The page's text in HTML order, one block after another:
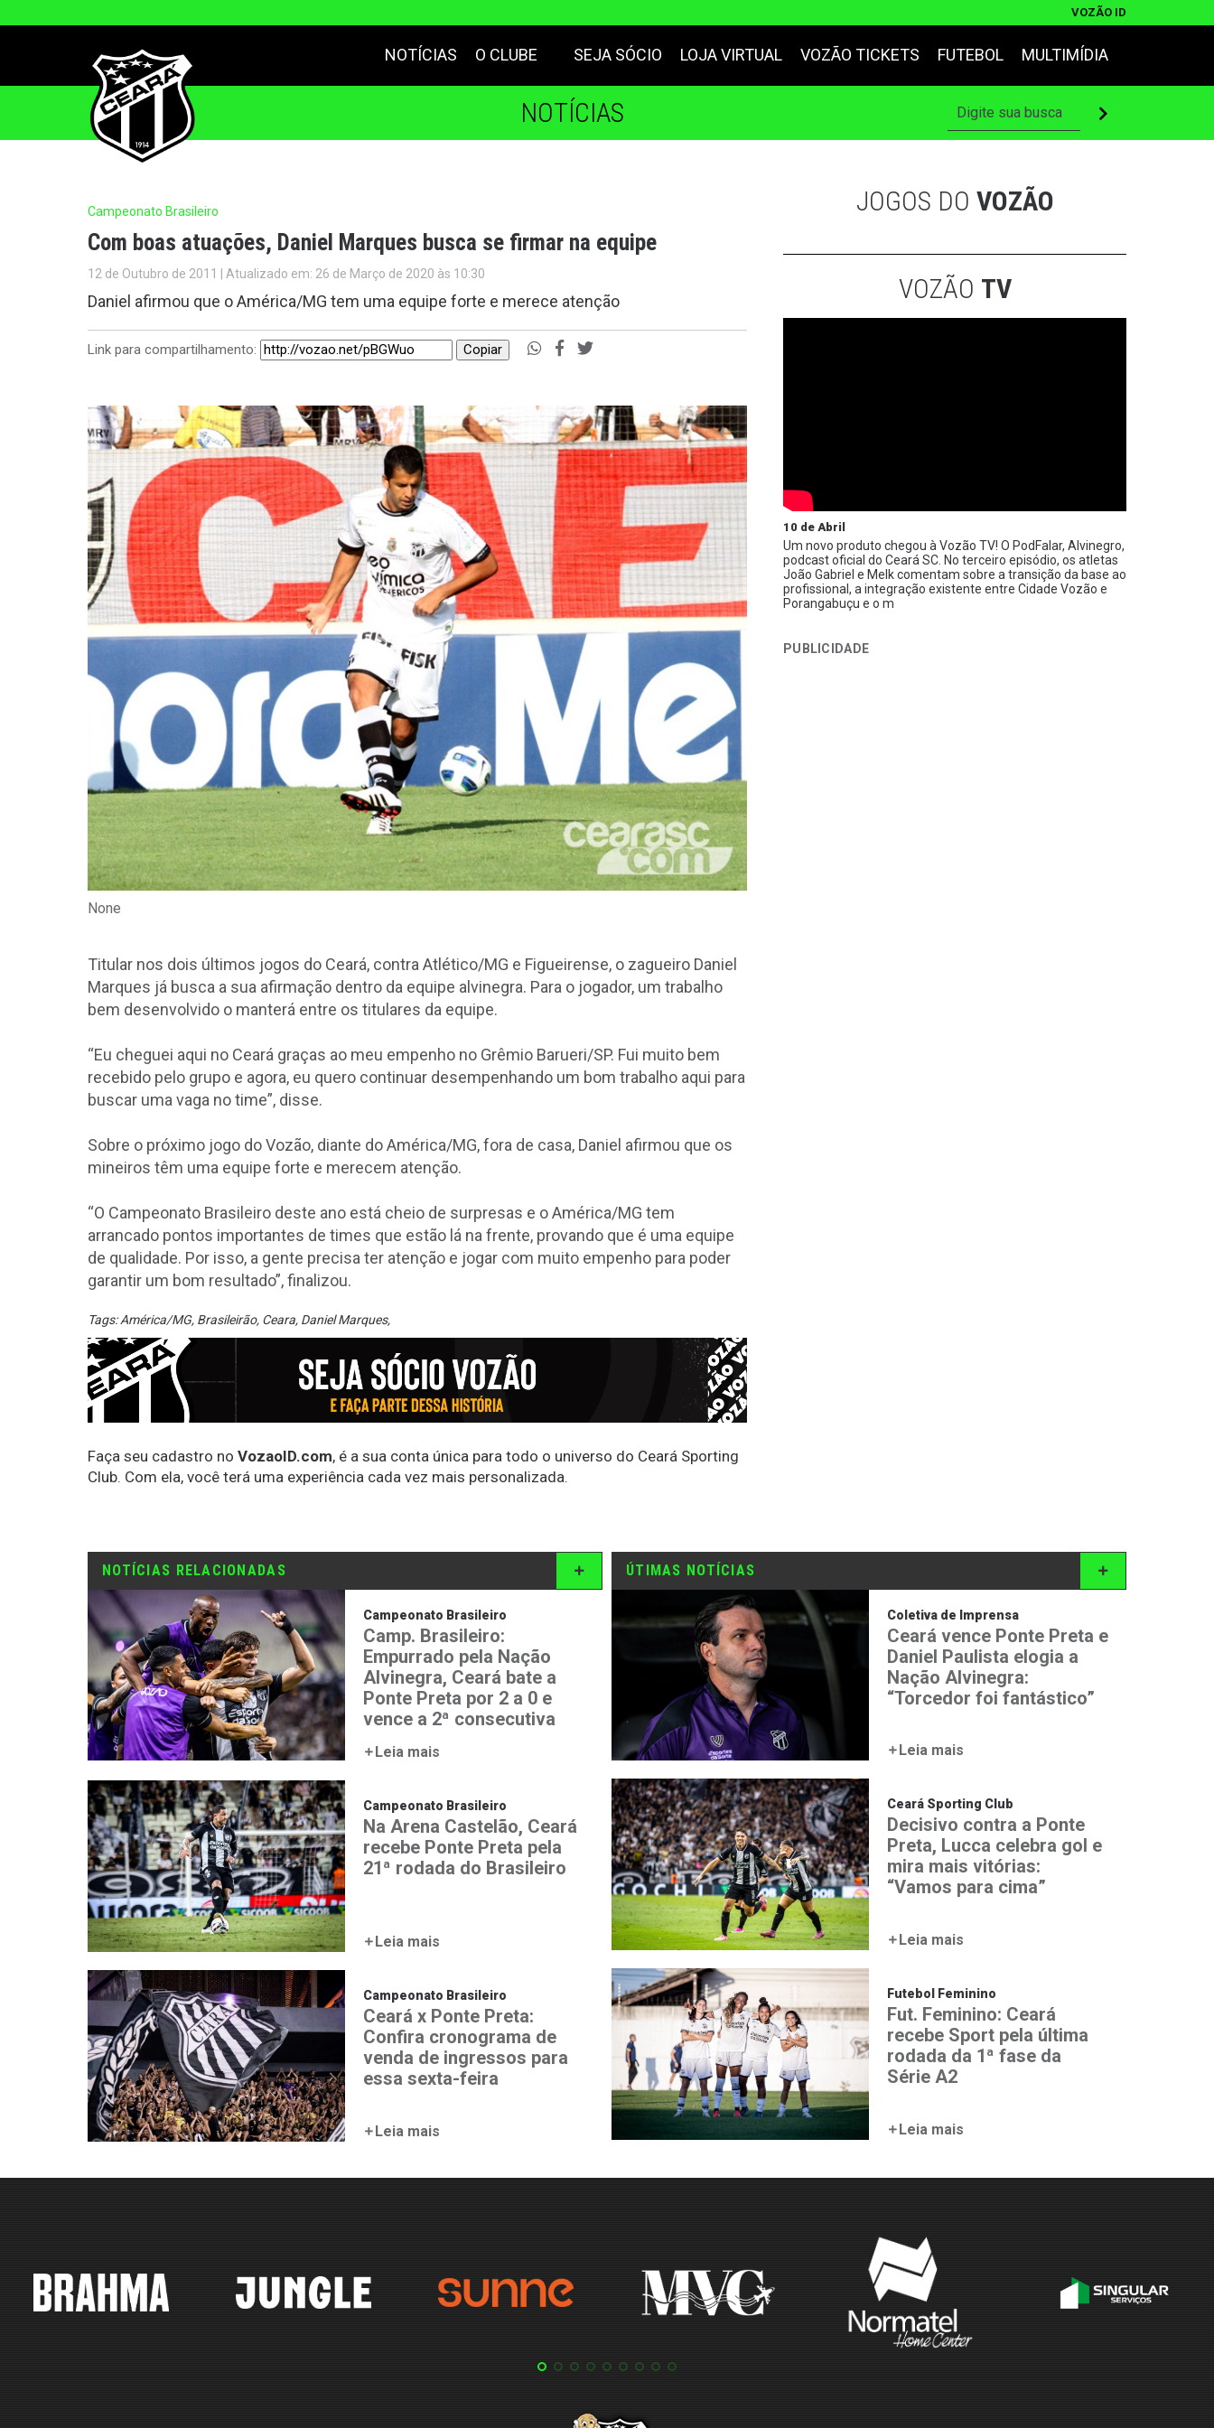
VOZÃO ID
NOTÍCIAS O CLUBE SEJA SÓCIO LOJA VIRTUAL VOZÃO TICKETS FUTEBOL MULTIMÍDIA
NOTÍCIAS
Campeonato Brasileiro
Com boas atuações, Daniel Marques busca se firmar na equipe
12 de Outubro de 2011 | Atualizado em: 26 de Março de 2020 às 10:30
Daniel afirmou que o América/MG tem uma equipe forte e merece atenção
Link para compartilhamento: Copiar
None
Titular nos dois últimos jogos do Ceará, contra Atlético/MG e Figueirense, o zagueiro Daniel
Marques já busca a sua afirmação dentro da equipe alvinegra. Para o jogador, um trabalho
bem desenvolvido o manterá entre os titulares da equipe.
“Eu cheguei aqui no Ceará graças ao meu empenho no Grêmio Barueri/SP. Fui muito bem
recebido pelo grupo e agora, eu quero continuar desempenhando um bom trabalho aqui para
buscar uma vaga no time”, disse.
Sobre o próximo jogo do Vozão, diante do América/MG, fora de casa, Daniel afirmou que os
mineiros têm uma equipe forte e merecem atenção.
“O Campeonato Brasileiro deste ano está cheio de surpresas e o América/MG tem
arrancado pontos importantes de times que estão lá na frente, provando que é uma equipe
de qualidade. Por isso, a gente precisa ter atenção e jogar com muito empenho para poder
garantir um bom resultado”, finalizou.
Tags:América/MG, Brasileirão, Ceara, Daniel Marques,
Faça seu cadastro no VozaoID.com, é a sua conta única para todo o universo do Ceará Sporting
Club. Com ela, você terá uma experiência cada vez mais personalizada.
JOGOS DO VOZÃO
VOZÃO TV
10 de Abril
Um novo produto chegou à Vozão TV! O PodFalar, Alvinegro,
podcast oficial do Ceará SC. No terceiro episódio, os atletas
João Gabriel e Melk comentam sobre a transição da base ao
profissional, a integração existente entre Cidade Vozão e
Porangabuçu e o m
PUBLICIDADE
NOTÍCIAS RELACIONADAS
Campeonato Brasileiro
Camp. Brasileiro:
Empurrado pela Nação
Alvinegra, Ceará bate a
Ponte Preta por 2 a 0 e
vence a 2ª consecutiva
Leia mais
Campeonato Brasileiro
Na Arena Castelão, Ceará
recebe Ponte Preta pela
21ª rodada do Brasileiro
Leia mais
Campeonato Brasileiro
Ceará x Ponte Preta:
Confira cronograma de
venda de ingressos para
essa sexta-feira
Leia mais
ÚTIMAS NOTÍCIAS
Coletiva de Imprensa
Ceará vence Ponte Preta e
Daniel Paulista elogia a
Nação Alvinegra:
“Torcedor foi fantástico”
Leia mais
Ceará Sporting Club
Decisivo contra a Ponte
Preta, Lucca celebra gol e
mira mais vitórias:
“Vamos para cima”
Leia mais
Futebol Feminino
Fut. Feminino: Ceará
recebe Sport pela última
rodada da 1ª fase da
Série A2
Leia mais